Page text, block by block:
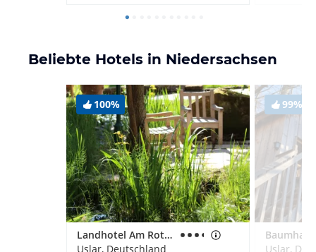
Beliebte Hotels in Niedersachsen
100%
Landhotel Am Rothenberg
Uslar, Deutschland
99%
Uslar,